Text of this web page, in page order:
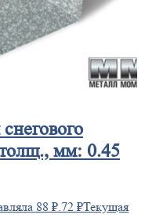
мм: 0.45
88 ₽.72 ₽Текущая